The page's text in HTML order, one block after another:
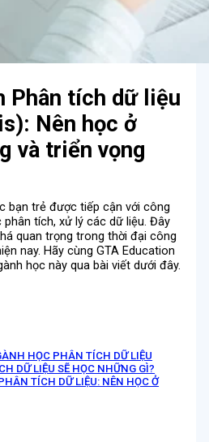
Phân tích dữ liệu
Nên học ở
và triển vọng
bạn trẻ được tiếp cận với công
tích, xử lý các dữ liệu. Đây
quan trọng trong thời đại công
nay. Hãy cùng GTA Education
học này qua bài viết dưới đây.
HỌC PHÂN TÍCH DỮ LIỆU
DỮ LIỆU SẼ HỌC NHỮNG GÌ?
TÍCH DỮ LIỆU: NÊN HỌC Ở